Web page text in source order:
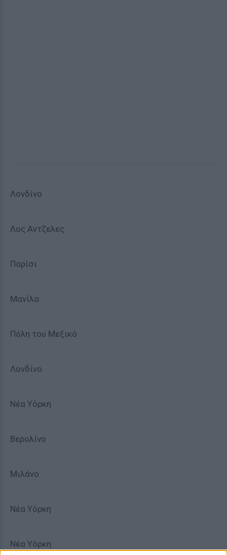
Λονδίνο
Λος Αντζελες
Παρίσι
Μανίλα
Πόλη του Μεξικό
Λονδίνο
Νέα Υόρκη
Βερολίνο
Μιλάνο
Νέα Υόρκη
Νέα Υόρκη